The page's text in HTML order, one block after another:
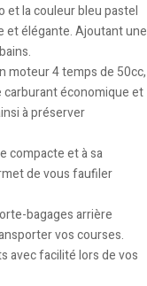
et la couleur bleu pastel
et élégante. Ajoutant une
moteur 4 temps de 50cc,
économique et
à préserver
compacte et à sa
de vous faufiler
bagages arrière
vos courses.
avec facilité lors de vos